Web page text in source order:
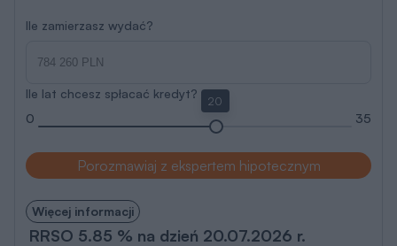
Ile zamierzasz wydać?
Ile lat chcesz spłacać kredyt?
0
20
35
Porozmawiaj z ekspertem hipotecznym
Więcej informacji
RRSO 5.85 % na dzień 20.07.2026 r.